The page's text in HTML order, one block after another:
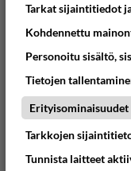
Kyllä ne
Tarkat sijaintitiedot
Kohdennettu
Personoitu sisältö,
Tietojen
Erityisominaisuudet
Tarkkojen
Tunnista laitteet